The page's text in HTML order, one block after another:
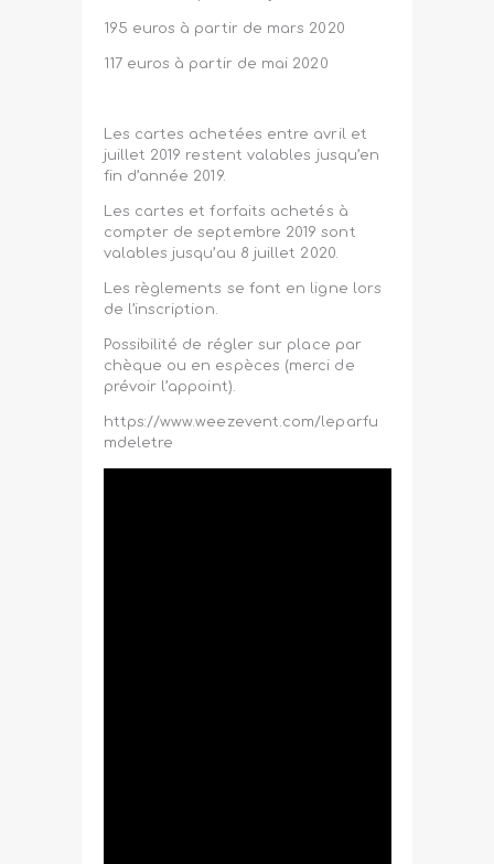
195 euros à partir de mars 2020
117 euros à partir de mai 2020
Les cartes achetées entre avril et
juillet 2019 restent valables jusqu’en
fin d’année 2019.
Les cartes et forfaits achetés à
compter de septembre 2019 sont
valables jusqu’au 8 juillet 2020.
Les règlements se font en ligne lors
de l’inscription.
Possibilité de régler sur place par
chèque ou en espèces (merci de
prévoir l’appoint).
https://www.weezevent.com/leparfu
mdeletre